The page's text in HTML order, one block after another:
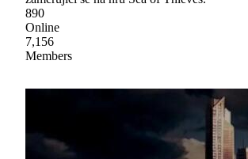
890
Online
7,156
Members